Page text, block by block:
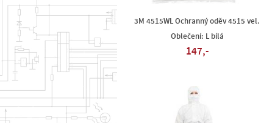
3M 4515WL Ochranný oděv 4515 vel.
Oblečení: L bílá
147,-